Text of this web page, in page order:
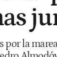
por la